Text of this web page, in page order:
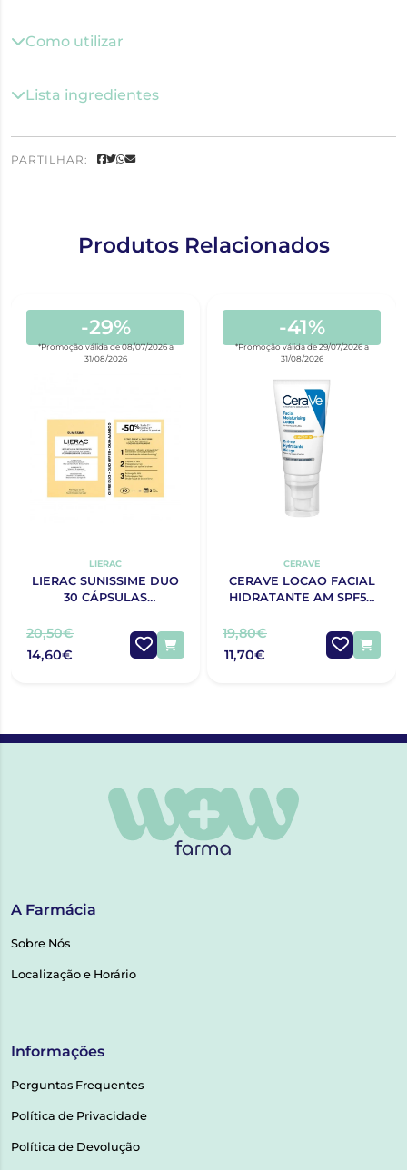
Como utilizar
Lista ingredientes
PARTILHAR:
Produtos Relacionados
-29%
*Promoção válida de 08/07/2026 a
31/08/2026
LIERAC
LIERAC SUNISSIME DUO
30 CÁPSULAS
DESCONTO DE 50% NA 2ª
EMBALAGEM
20,50€
14,60€
-41%
*Promoção válida de 29/07/2026 a
31/08/2026
CERAVE
CERAVE LOCAO FACIAL
HIDRATANTE AM SPF50
19,80€
11,70€
A Farmácia
Sobre Nós
Localização e Horário
Informações
Perguntas Frequentes
Política de Privacidade
Política de Devolução